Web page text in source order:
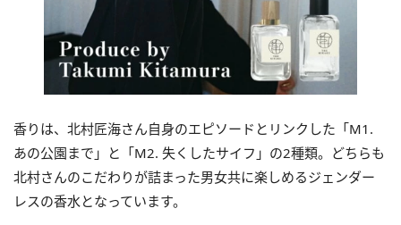
香りは、北村匠海さん自身のエピソードとリンクした「M1.
あの公園まで」と「M2. 失くしたサイフ」の2種類。どちらも
北村さんのこだわりが詰まった男女共に楽しめるジェンダー
レスの香水となっています。